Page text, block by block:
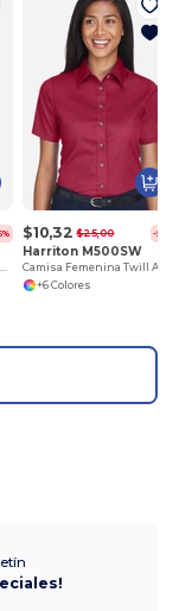
Optimum Core 365™ Ladies' Short Sleeve Twill Shirts
$10,32 $25,00 -59%
Harriton M500SW
+6 Colores